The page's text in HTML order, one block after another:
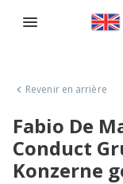
Revenir en arrière
Fabio De
Conduct
Konzerne